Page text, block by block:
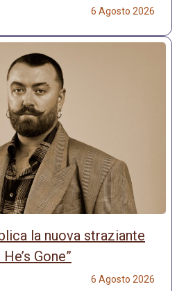
6 Agosto 2026
la nuova straziante
Gone”
6 Agosto 2026